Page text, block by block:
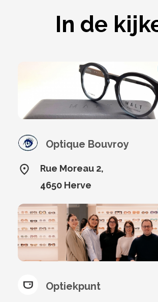
In de
Optique Bouvroy
Rue Moreau 2,
4650 Herve
Optiekpunt